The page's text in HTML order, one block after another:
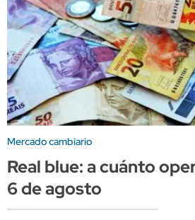
Mercado cambiario
Real blue: a cuánto
6 de agosto